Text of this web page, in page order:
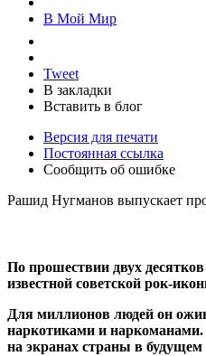
В Мой Мир
Tweet
В закладки
Вставить в блог
Версия для печати
Постоянная ссылка
Сообщить об ошибке
Рашид Нугманов выпускает
По прошествии двух
известной советской рок-
Для миллионов людей он
наркотиками и
на экранах страны в будущем